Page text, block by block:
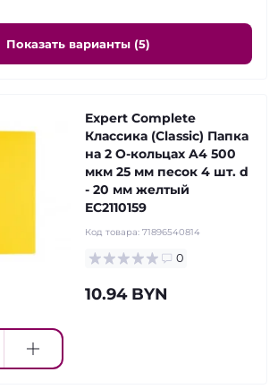
Показать варианты (5)
Expert Complete
Классика (Classic) Папка
на 2 О-кольцах A4 500
мкм 25 мм песок 4 шт. d
- 20 мм желтый
EC2110159
Код товара: 71896540814
0
10.94 BYN